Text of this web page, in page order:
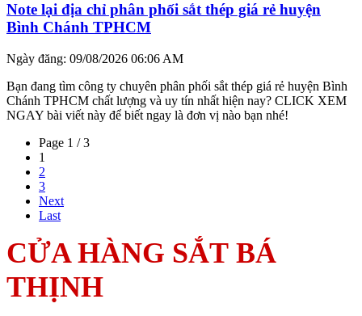
Note lại địa chỉ phân phối sắt thép giá rẻ huyện
Bình Chánh TPHCM
Ngày đăng: 09/08/2026 06:06 AM
Bạn đang tìm công ty chuyên phân phối sắt thép giá rẻ huyện Bình
Chánh TPHCM chất lượng và uy tín nhất hiện nay? CLICK XEM
NGAY bài viết này để biết ngay là đơn vị nào bạn nhé!
Page 1 / 3
1
2
3
Next
Last
CỬA HÀNG SẮT BÁ
THỊNH